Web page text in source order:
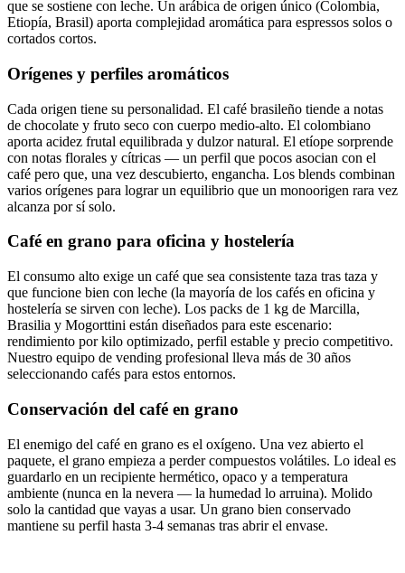
que se sostiene con leche. Un arábica de origen único (Colombia,
Etiopía, Brasil) aporta complejidad aromática para espressos solos o
cortados cortos.
Orígenes y perfiles aromáticos
Cada origen tiene su personalidad. El café brasileño tiende a notas
de chocolate y fruto seco con cuerpo medio-alto. El colombiano
aporta acidez frutal equilibrada y dulzor natural. El etíope sorprende
con notas florales y cítricas — un perfil que pocos asocian con el
café pero que, una vez descubierto, engancha. Los blends combinan
varios orígenes para lograr un equilibrio que un monoorigen rara vez
alcanza por sí solo.
Café en grano para oficina y hostelería
El consumo alto exige un café que sea consistente taza tras taza y
que funcione bien con leche (la mayoría de los cafés en oficina y
hostelería se sirven con leche). Los packs de 1 kg de Marcilla,
Brasilia y Mogorttini están diseñados para este escenario:
rendimiento por kilo optimizado, perfil estable y precio competitivo.
Nuestro equipo de vending profesional lleva más de 30 años
seleccionando cafés para estos entornos.
Conservación del café en grano
El enemigo del café en grano es el oxígeno. Una vez abierto el
paquete, el grano empieza a perder compuestos volátiles. Lo ideal es
guardarlo en un recipiente hermético, opaco y a temperatura
ambiente (nunca en la nevera — la humedad lo arruina). Molido
solo la cantidad que vayas a usar. Un grano bien conservado
mantiene su perfil hasta 3-4 semanas tras abrir el envase.